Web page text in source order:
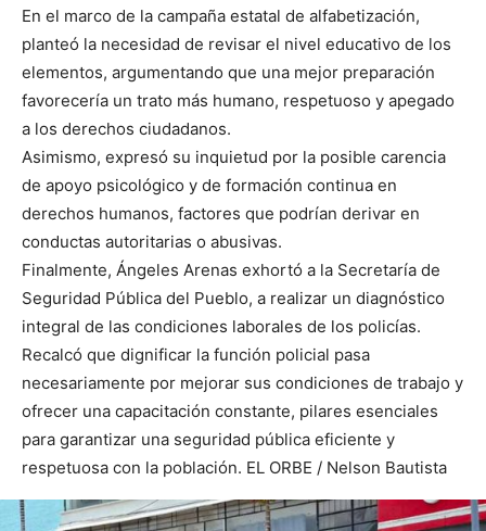
En el marco de la campaña estatal de alfabetización,
planteó la necesidad de revisar el nivel educativo de los
elementos, argumentando que una mejor preparación
favorecería un trato más humano, respetuoso y apegado
a los derechos ciudadanos.
Asimismo, expresó su inquietud por la posible carencia
de apoyo psicológico y de formación continua en
derechos humanos, factores que podrían derivar en
conductas autoritarias o abusivas.
Finalmente, Ángeles Arenas exhortó a la Secretaría de
Seguridad Pública del Pueblo, a realizar un diagnóstico
integral de las condiciones laborales de los policías.
Recalcó que dignificar la función policial pasa
necesariamente por mejorar sus condiciones de trabajo y
ofrecer una capacitación constante, pilares esenciales
para garantizar una seguridad pública eficiente y
respetuosa con la población. EL ORBE / Nelson Bautista